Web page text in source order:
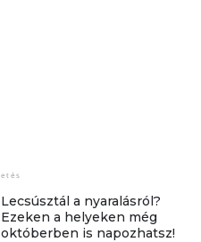
Lecsúsztál a nyaralásról?
Ezeken a helyeken még
októberben is napozhatsz!